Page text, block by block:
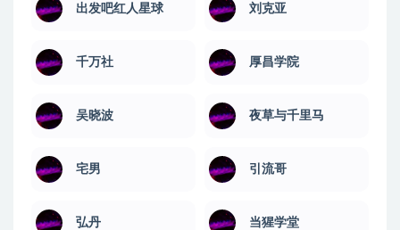
出发吧红人星球 刘克亚
千万社 厚昌学院
吴晓波 夜草与千里马
宅男 引流哥
弘丹 当猩学堂